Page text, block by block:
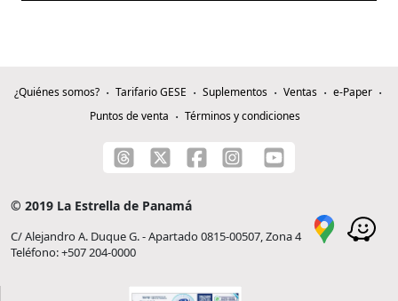
¿Quiénes somos? Tarifario GESE Suplementos Ventas
e-Paper
Puntos de venta
Términos y condiciones
© 2019 La Estrella de Panamá
C/ Alejandro A. Duque G. - Apartado 0815-00507, Zona 4
Teléfono: +507 204-0000